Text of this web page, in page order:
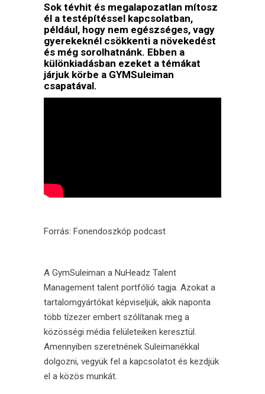
Sok tévhit és megalapozatlan mítosz
él a testépítéssel kapcsolatban,
például, hogy nem egészséges, vagy
gyerekeknél csökkenti a növekedést
és még sorolhatnánk. Ebben a
különkiadásban ezeket a témákat
járjuk körbe a GYMSuleiman
csapatával.
Forrás: Fonendoszkóp podcast
A GymSuleiman a NuHeadz Talent
Management talent portfólió tagja. Azokat a
tartalomgyártókat képviseljük, akik naponta
több tízezer embert szólítanak meg a
közösségi média felületeiken keresztül.
Amennyiben szeretnének Suleimanékkal
dolgozni, vegyük fel a kapcsolatot és kezdjük
el a közös munkát.